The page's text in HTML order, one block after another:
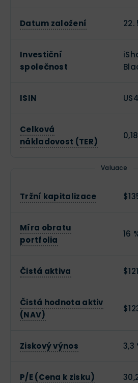
Datum založení 22.
Investiční
společnost
ISIN
Celková
nákladovost (TER)
Valuace
Tržní kapitalizace
Míra obratu
portfolia
16
Čistá aktiva
Čistá hodnota aktiv
(NAV)
Ziskový výnos 3,3
P/E (Cena k zisku)